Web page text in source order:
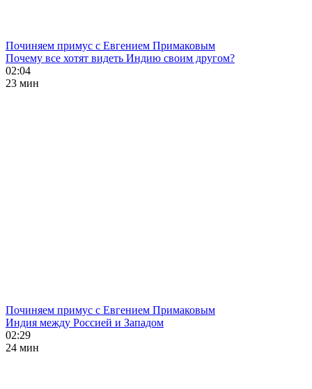
Починяем примус с Евгением Примаковым
Почему все хотят видеть Индию своим другом?
02:04
23 мин
Починяем примус с Евгением Примаковым
Индия между Россией и Западом
02:29
24 мин